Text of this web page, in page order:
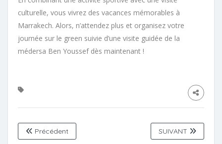
culturelle, vous vivrez des vacances mémorables à
Marrakech. Alors, n’attendez plus et organisez votre
journée sur le green suivie d’une visite guidée de la
médersa Ben Youssef dès maintenant !
Précédent SUIVANT